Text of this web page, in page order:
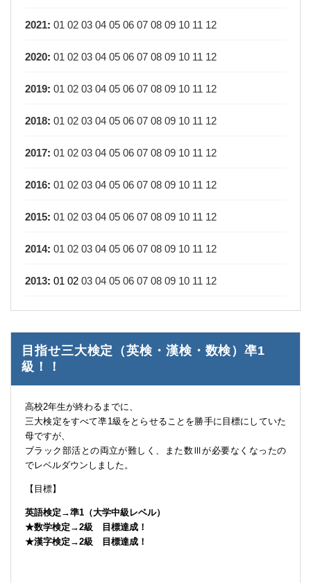
2021: 01 02 03 04 05 06 07 08 09 10 11 12
2020: 01 02 03 04 05 06 07 08 09 10 11 12
2019: 01 02 03 04 05 06 07 08 09 10 11 12
2018: 01 02 03 04 05 06 07 08 09 10 11 12
2017: 01 02 03 04 05 06 07 08 09 10 11 12
2016: 01 02 03 04 05 06 07 08 09 10 11 12
2015: 01 02 03 04 05 06 07 08 09 10 11 12
2014: 01 02 03 04 05 06 07 08 09 10 11 12
2013: 01 02 03 04 05 06 07 08 09 10 11 12
目指せ三大検定（英検・漢検・数検）凖1
級！！
高校2年生が終わるまでに、
三大検定をすべて凖1級をとらせることを勝手に目標にしていた
母ですが、
ブラック部活との両立が難しく、また数Ⅲが必要なくなったの
でレベルダウンしました。
【目標】
英語検定→準1（大学中級レベル）
★数学検定→2級 目標達成！
★漢字検定→2級 目標達成！